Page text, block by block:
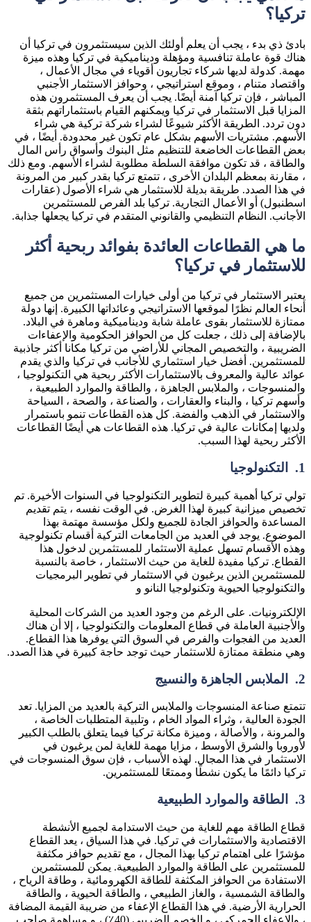
تركيا؟
بادئ ذي بدء ، يجب أن يعلم أولئك الذين سيستثمرون في تركيا أن
هناك قوة عاملة تنافسية ومؤهلة وديناميكية في تركيا وهذه ميزة
مهمة. كدولة لديها شركاء تجاريون أقوياء في مجال الأعمال ،
واقتصاد متنام ، وموقع استراتيجي ، وحوافز الاستثمار الأجنبي
المباشر ، فإن تركيا آمنة أيضًا. يجب أن يعرف المستثمرون هذه
المزايا قبل الاستثمار في تركيا ويمكنهم القيام باستثماراتهم بثقة
دون تردد. الطريقة الأكثر شيوعًا لشراء شركة تركية هي شراء
الأسهم. مشتريات الأسهم بشكل عام تكون غير محدودة. أيضًا ، في
بعض القطاعات الخاضعة للتنظيم مثل البنوك وأسواق رأس المال
والطاقة ، قد تكون موافقة السلطة مطلوبة لشراء الأسهم. ومع ذلك
، مقارنة بمعظم البلدان الأخرى ، تتمتع تركيا بقدر كبير من المرونة
في هذا الصدد. طريقة بديلة للاستثمار هي شراء الأصول (عقارات
اسطنبول) أو الأعمال التجارية. تركيا بلد الفرص للمستثمرين
الأجانب. النظام التنظيمي والقانوني المتقدم في تركيا يجعلها جذابة.
ما هي القطاعات العائدة بفوائد ربحية أكثر
للاستثمار في تركيا؟
يعتبر الاستثمار في تركيا من أولى خيارات المستثمرين من جميع
أنحاء العالم نظرًا لموقعها الاستراتيجي وعائداتها الكبيرة. إنها دولة
ممتازة للاستثمار بقوى عاملة شابة وديناميكية وماهرة في البلاد.
بالإضافة إلى ذلك ، جعلت كل من الحوافز الحكومية والإعفاءات
الضريبية ، والتخصيص المجاني للأراضي من تركيا مكانا أكثر جاذبية
للمستثمرين. أفضل خيار استثماري للأجانب في تركيا والذي يقدم
عوائد عالية والمعروف بالاستثمارات الأكثر ربحية هي التكنولوجيا ،
والمنسوجات ، والملابس الجاهزة ، والطاقة والموارد الطبيعية ،
وأسهم تركيا ، والبناء والعقارات ، والصناعة ، والصحة ، السياحة
والاستثمار في الذهب والفضة. كل هذه القطاعات تنمو باستمرار
ولديها إمكانات عالية في تركيا. هذه القطاعات هي أيضًا القطاعات
الأكثر ربحية لهذا السبب.
1. التكنولوجيا
تولي تركيا أهمية كبيرة لتطوير التكنولوجيا في السنوات الأخيرة. تم
تخصيص ميزانية كبيرة لهذا الغرض. في الوقت نفسه ، يتم تقديم
المساعدة والحوافز الجادة للجميع ولكل مؤسسة مهتمة بهذا
الموضوع. يوجد في العديد من الجامعات التركية أقسام تكنولوجية
وهذه الأقسام تسهل عملية الاستثمار للمستثمرين لدخول هذا
القطاع. تركيا مفيدة للغاية من حيث الاستثمار ، خاصة بالنسبة
للمستثمرين الذين يرغبون في الاستثمار في تطوير البرمجيات
والتكنولوجيا الحيوية وتكنولوجيا النانو و
الإلكترونيات. على الرغم من وجود العديد من الشركات المحلية
والأجنبية العاملة في قطاع المعلومات والتكنولوجيا ، إلا أن هناك
العديد من الفجوات والفرص في السوق التي يوفرها هذا القطاع.
وهي منطقة ممتازة للاستثمار حيث توجد حاجة كبيرة في هذا الصدد.
2. الملابس الجاهزة والنسيج
تتمتع صناعة المنسوجات والملابس التركية بالعديد من المزايا. تعد
الجودة العالية ، وثراء المواد الخام ، وتلبية المتطلبات الخاصة ،
والمرونة ، والأصالة ، وميزة مكانة تركيا فيما يتعلق بالطلب الكبير
لأوروبا والشرق الأوسط ، مزايا مهمة للغاية لمن يرغبون في
الاستثمار في هذا المجال. لهذه الأسباب ، فإن سوق المنسوجات في
تركيا دائمًا ما يكون نشطًا وممتعًا للمستثمرين.
3. الطاقة والموارد الطبيعية
قطاع الطاقة مهم للغاية من حيث الاستدامة لجميع الأنشطة
الاقتصادية والاستثمارات في تركيا. في هذا السياق ، يعد القطاع
مؤشرًا على اهتمام تركيا بهذا المجال ، مع تقديم حوافز مكثفة
للمستثمرين على الطاقة والموارد الطبيعية. يمكن للمستثمرين
الاستفادة من الحوافز المكثفة للطاقة الكهرومائية ، وطاقة الرياح ،
والطاقة الشمسية ، والغاز الطبيعي ، والطاقة الحيوية ، والطاقة
الحرارية الأرضية. في هذا القطاع الإعفاء من ضريبة القيمة المضافة
، والإعفاء الجمركي ، و الخصم الضريبي (40٪) ، و مساهمة صاحب